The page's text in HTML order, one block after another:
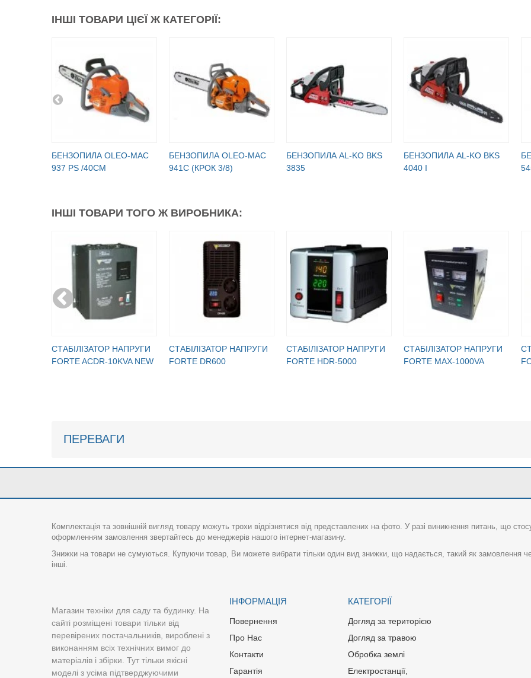
ІНШІ ТОВАРИ ЦІЄЇ Ж КАТЕГОРІЇ:
БЕНЗОПИЛА OLEO-МАC
937 PS /40СМ
БЕНЗОПИЛА OLEO-МАC
941C (КРОК 3/8)
БЕНЗОПИЛА AL-KO BKS
3835
БЕНЗОПИЛА AL-KO BKS
4040 I
ІНШІ ТОВАРИ ТОГО Ж ВИРОБНИКА:
CТАБІЛІЗАТОР НАПРУГИ
FORTE ACDR-10KVA NEW
CТАБІЛІЗАТОР НАПРУГИ
FORTE DR600
CТАБІЛІЗАТОР НАПРУГИ
FORTE HDR-5000
CТАБІЛІЗАТОР НАПРУГИ
FORTE MAX-1000VA
ПЕРЕВАГИ
Комплектація та зовнішній вигляд товару можуть трохи відрізнятися від представлених на фото. У разі виникнення питань, що
оформленням замовлення звертайтесь до менеджерів нашого інтернет-магазину.
Знижки на товари не сумуються. Купуючи товар, Ви можете вибрати тільки один вид знижки, що надається, такий як замовлення
інші.
Магазин техніки для саду та будинку. На
сайті розміщені товари тільки від
перевірених постачальників, вироблені з
виконанням всіх технічних вимог до
матеріалів і збірки. Тут тільки якісні
моделі з усіма підтверджуючими
ІНФОРМАЦІЯ
Повернення
Про Нас
Контакти
Гарантія
КАТЕГОРІЇ
Догляд за територією
Догляд за травою
Обробка землі
Електростанції,